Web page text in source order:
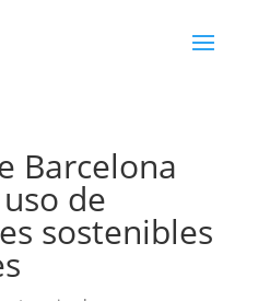
Barcelona
de
sostenibles